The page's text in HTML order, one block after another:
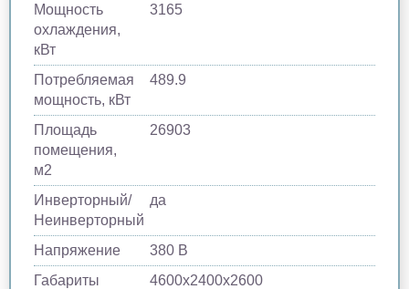
Мощность
охлаждения,
кВт
3165
Потребляемая
мощность, кВт
489.9
Площадь
помещения,
м2
26903
Инверторный/
Неинверторный
да
Напряжение
380 В
Габариты
4600x2400x2600